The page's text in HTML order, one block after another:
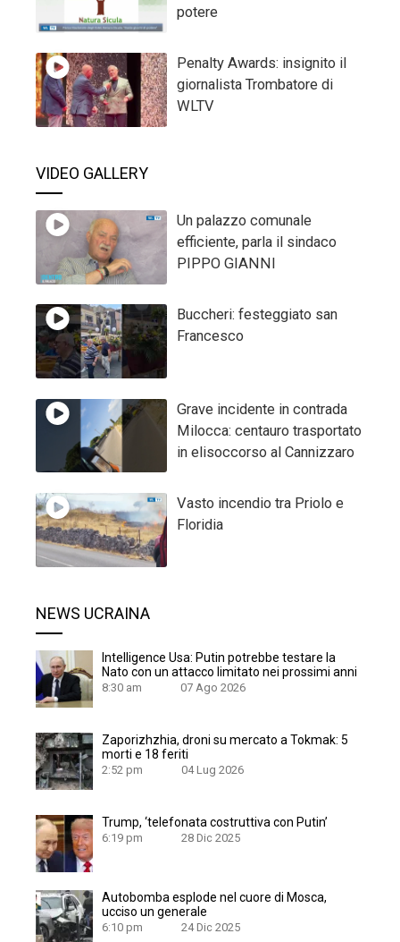
potere
Penalty Awards: insignito il
giornalista Trombatore di
WLTV
VIDEO GALLERY
Un palazzo comunale
efficiente, parla il sindaco
PIPPO GIANNI
Buccheri: festeggiato san
Francesco
Grave incidente in contrada
Milocca: centauro trasportato
in elisoccorso al Cannizzaro
Vasto incendio tra Priolo e
Floridia
NEWS UCRAINA
Intelligence Usa: Putin potrebbe testare la
Nato con un attacco limitato nei prossimi anni
8:30 am 07 Ago 2026
Zaporizhzhia, droni su mercato a Tokmak: 5
morti e 18 feriti
2:52 pm 04 Lug 2026
Trump, ‘telefonata costruttiva con Putin’
6:19 pm 28 Dic 2025
Autobomba esplode nel cuore di Mosca,
ucciso un generale
6:10 pm 24 Dic 2025